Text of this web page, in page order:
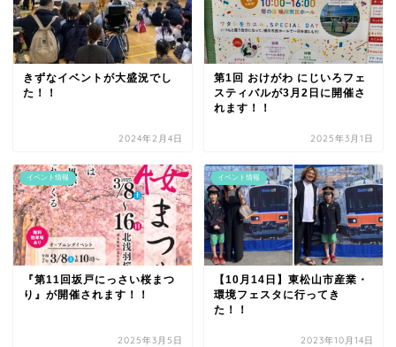
きずなイベントが大盛況でし
た！！
2024年2月4日
第1回 おけがわ にじいろフェ
スティバルが3月2日に開催さ
れます！！
2025年3月1日
イベント情報
『第11回坂戸にっさい桜まつ
り』が開催されます！！
2025年3月5日
イベント情報
【10月14日】東松山市産業・
環境フェスタに行ってき
た！！
2023年10月14日